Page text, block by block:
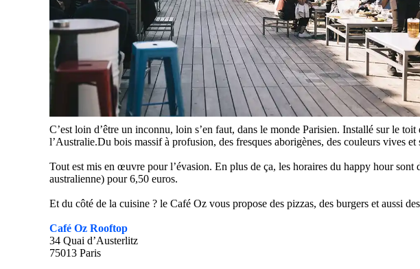
C’est loin d’être un inconnu, loin s’en faut, dans le monde Parisien. Installé sur le
l’Australie.Du bois massif à profusion, des fresques aborigènes, des couleurs vives
Tout est mis en œuvre pour l’évasion. En plus de ça, les horaires du happy hour
australienne) pour 6,50 euros.
Et du côté de la cuisine ? le Café Oz vous propose des pizzas, des burgers et aussi
Café Oz Rooftop
34 Quai d’Austerlitz
75013 Paris